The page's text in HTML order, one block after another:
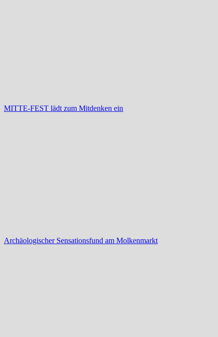
MITTE-FEST lädt zum Mitdenken ein
Archäologischer Sensationsfund am Molkenmarkt